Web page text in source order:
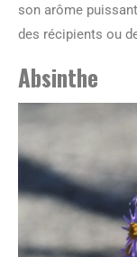
son arôme
des récipients ou
Absinthe